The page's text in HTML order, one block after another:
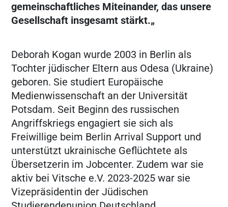
gemeinschaftliches Miteinander, das unsere
Gesellschaft insgesamt stärkt.„
Deborah Kogan wurde 2003 in Berlin als
Tochter jüdischer Eltern aus Odesa (Ukraine)
geboren. Sie studiert Europäische
Medienwissenschaft an der Universität
Potsdam. Seit Beginn des russischen
Angriffskriegs engagiert sie sich als
Freiwillige beim Berlin Arrival Support und
unterstützt ukrainische Geflüchtete als
Übersetzerin im Jobcenter. Zudem war sie
aktiv bei Vitsche e.V. 2023-2025 war sie
Vizepräsidentin der Jüdischen